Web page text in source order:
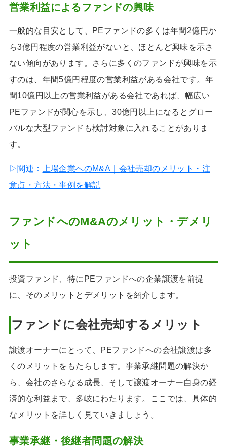
営業利益によるファンドの興味
一般的な目安として、PEファンドの多くは年間2億円か
ら3億円程度の営業利益がないと、ほとんど興味を示さ
ない傾向があります。さらに多くのファンドが興味を示
すのは、年間5億円程度の営業利益がある会社です。年
間10億円以上の営業利益がある会社であれば、幅広い
PEファンドが関心を示し、30億円以上になるとグロー
バルな大型ファンドも検討対象に入れることがありま
す。
▷関連：
上場企業へのM&A｜会社売却のメリット・注
意点・方法・事例を解説
ファンドへのM&Aのメリット・デメリ
ット
投資ファンド、特にPEファンドへの企業譲渡を前提
に、そのメリットとデメリットを紹介します。
ファンドに会社売却するメリット
譲渡オーナーにとって、PEファンドへの会社譲渡は多
くのメリットをもたらします。事業承継問題の解決か
ら、会社のさらなる成長、そして譲渡オーナー自身の経
済的な利益まで、多岐にわたります。ここでは、具体的
なメリットを詳しく見ていきましょう。
事業承継・後継者問題の解決